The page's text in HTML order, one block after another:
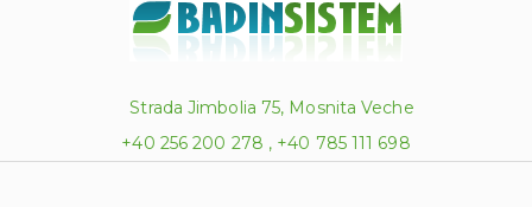
Strada Jimbolia 75, Mosnita Veche
+40 256 200 278 , +40 785 111 698